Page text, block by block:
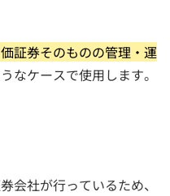
証券そのものの管理・運
なケースで使用します。
会社が行っているため、